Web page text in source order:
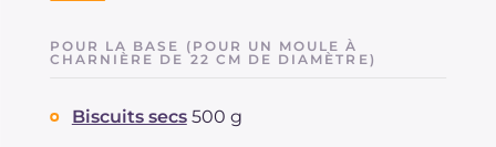
POUR LA BASE (POUR UN MOULE À
CHARNIÈRE DE 22 CM DE DIAMÈTRE)
Biscuits secs 500 g